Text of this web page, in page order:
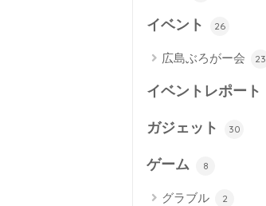
イベント 26
広島ぶろがー会 23
イベントレポート
ガジェット 30
ゲーム 8
グラブル 2